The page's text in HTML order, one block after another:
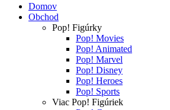
Domov
Obchod
Pop! Figúrky
Pop! Movies
Pop! Animated
Pop! Marvel
Pop! Disney
Pop! Heroes
Pop! Sports
Viac Pop! Figúriek